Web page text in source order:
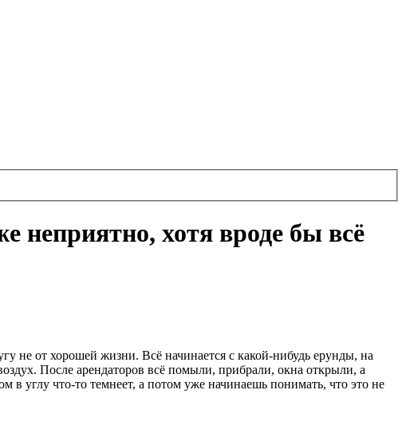
неприятно, хотя вроде бы всё
не от хорошей жизни. Всё начинается с какой-нибудь ерунды, на
После арендаторов всё помыли, прибрали, окна открыли, а
в углу что-то темнеет, а потом уже начинаешь понимать, что это не